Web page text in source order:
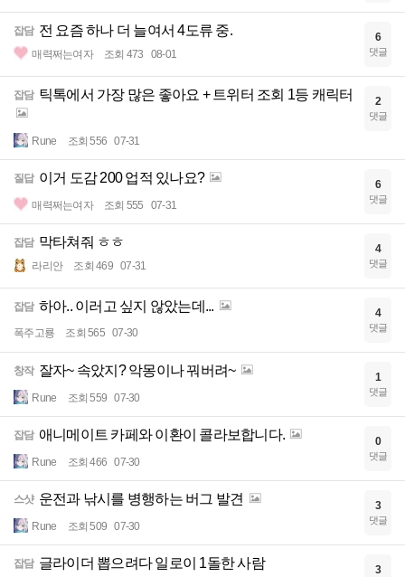
잡담 전 요즘 하나 더 늘여서 4도류 중.
매력쩌는여자 조회 473 08-01
6
댓글
잡담 틱톡에서 가장 많은 좋아요 + 트위터 조회 1등 캐릭터
Rune 조회 556 07-31
2
댓글
질답 이거 도감 200 업적 있나요?
매력쩌는여자 조회 555 07-31
6
댓글
잡담 막타쳐줘 ㅎㅎ
라리안 조회 469 07-31
4
댓글
잡담 하아.. 이러고 싶지 않았는데...
폭주고룡 조회 565 07-30
4
댓글
창작 잘자~ 속았지? 악몽이나 꿔버려~
Rune 조회 559 07-30
1
댓글
잡담 애니메이트 카페와 이환이 콜라보합니다.
Rune 조회 466 07-30
0
댓글
스샷 운전과 낚시를 병행하는 버그 발견
Rune 조회 509 07-30
3
댓글
잡담 글라이더 뽑으려다 일로이 1돌한 사람 3